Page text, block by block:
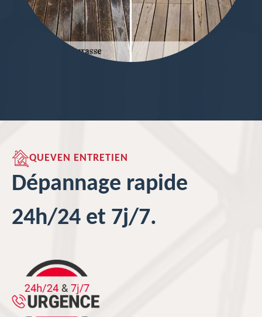
QUEVEN ENTRETIEN
Dépannage rapide
24h/24 et 7j/7.